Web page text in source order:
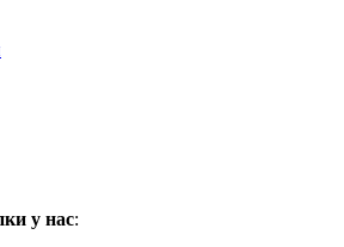
у нас: